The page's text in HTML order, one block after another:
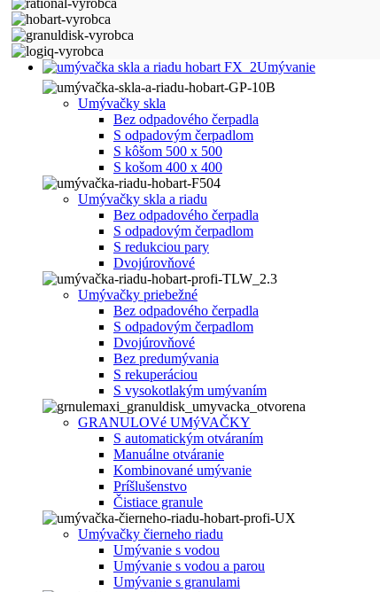
Umývanie
Umývačky skla
Bez odpadového čerpadla
S odpadovým čerpadlom
S kôšom 500 x 500
S košom 400 x 400
Umývačky skla a riadu
Bez odpadového čerpadla
S odpadovým čerpadlom
S redukciou pary
Dvojúrovňové
Umývačky priebežné
Bez odpadového čerpadla
S odpadovým čerpadlom
Dvojúrovňové
Bez predumývania
S rekuperáciou
S vysokotlakým umývaním
GRANULOVé UMýVAČKY
S automatickým otváraním
Manuálne otváranie
Kombinované umývanie
Príšlušenstvo
Čistiace granule
Umývačky čierneho riadu
Umývanie s vodou
Umývanie s vodou a parou
Umývanie s granulami